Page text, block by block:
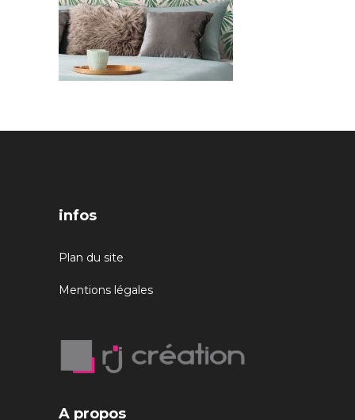
infos
Plan du site
Mentions légales
A propos